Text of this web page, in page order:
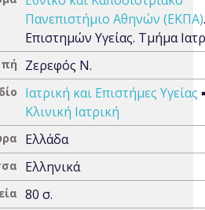
Πανεπιστήμιο Αθηνών (ΕΚΠΑ)
Επιστημών Υγείας. Τμήμα
Ζερεφός Ν.
Ιατρική και Επιστήμες Υγείας
Κλινική Ιατρική
Ελλάδα
Ελληνικά
80 σ.